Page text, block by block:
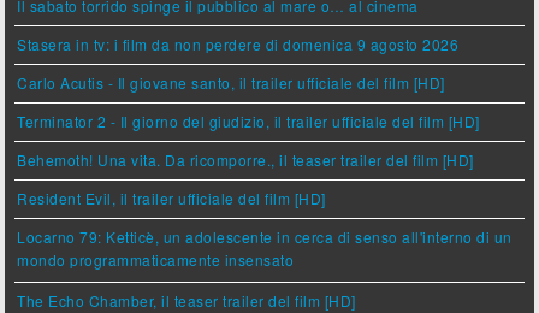
Il sabato torrido spinge il pubblico al mare o… al cinema
Stasera in tv: i film da non perdere di domenica 9 agosto 2026
Carlo Acutis - Il giovane santo, il trailer ufficiale del film [HD]
Terminator 2 - Il giorno del giudizio, il trailer ufficiale del film [HD]
Behemoth! Una vita. Da ricomporre., il teaser trailer del film [HD]
Resident Evil, il trailer ufficiale del film [HD]
Locarno 79: Ketticè, un adolescente in cerca di senso all'interno di un
mondo programmaticamente insensato
The Echo Chamber, il teaser trailer del film [HD]